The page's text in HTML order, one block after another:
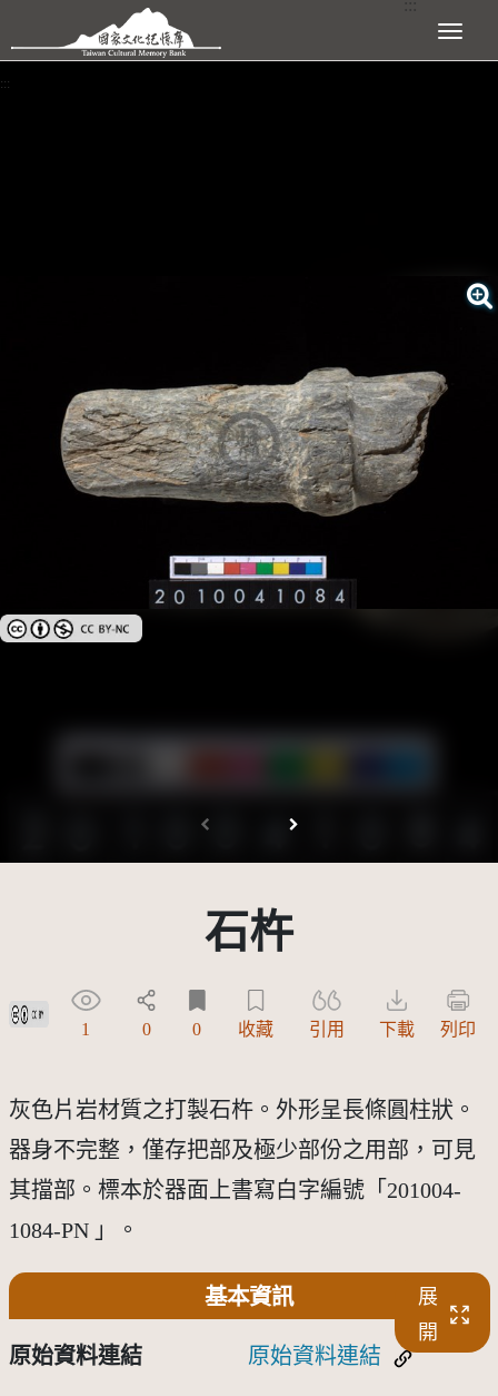
跳到主要內容區塊 展開選單
:::
創用CC姓名標示-非商業性 3.0 台灣及其後版本(CC BY-NC 3.0 TW +)
石杵
創用CC姓名標示 3.0 台灣及其後版本(CC BY 3.0 TW +)
1 0 0 收藏 引用 下載 列印
灰色片岩材質之打製石杵。外形呈長條圓柱狀。
器身不完整，僅存把部及極少部份之用部，可見
其擋部。標本於器面上書寫白字編號「201004-
1084-PN 」。
基本資訊
展
開
原始資料連結 原始資料連結